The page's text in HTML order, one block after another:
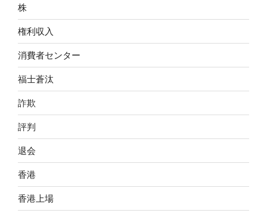
株
権利収入
消費者センター
福士蒼汰
詐欺
評判
退会
香港
香港上場